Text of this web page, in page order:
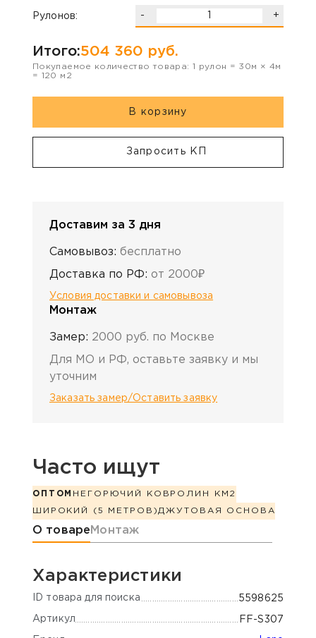
Рулонов: - +
Итого:504 360 руб.
Покупаемое количество товара: 1 рулон = 30м × 4м
= 120 м2
В корзину
Запросить КП
Доставим за 3 дня
Самовывоз: бесплатно
Доставка по РФ: от 2000₽
Условия доставки и самовывоза
Монтаж
Замер: 2000 руб. по Москве
Для МО и РФ, оставьте заявку и мы
уточним
Заказать замер/Оставить заявку
Часто ищут
ОПТОМ НЕГОРЮЧИЙ КОВРОЛИН КМ2
ШИРОКИЙ (5 МЕТРОВ) ДЖУТОВАЯ ОСНОВА
Информация о товаре
О товаре Монтаж
Характеристики
ID товара для поиска 5598625
Артикул FF-S307